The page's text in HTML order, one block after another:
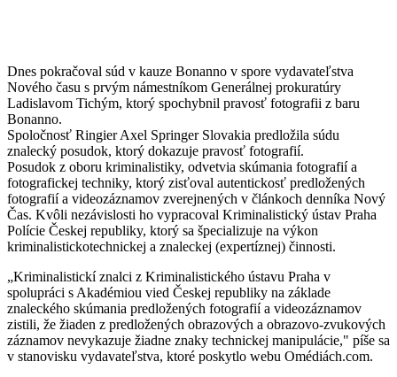
Dnes pokračoval súd v kauze Bonanno v spore vydavateľstva
Nového času s prvým námestníkom Generálnej prokuratúry
Ladislavom Tichým, ktorý spochybnil pravosť fotografii z baru
Bonanno.
Spoločnosť Ringier Axel Springer Slovakia predložila súdu
znalecký posudok, ktorý dokazuje pravosť fotografií.
Posudok z oboru kriminalistiky, odvetvia skúmania fotografií a
fotografickej techniky, ktorý zisťoval autentickosť predložených
fotografií a videozáznamov zverejnených v článkoch denníka Nový
Čas. Kvôli nezávislosti ho vypracoval Kriminalistický ústav Praha
Polície Českej republiky, ktorý sa špecializuje na výkon
kriminalistickotechnickej a znaleckej (expertíznej) činnosti.
„Kriminalistickí znalci z Kriminalistického ústavu Praha v
spolupráci s Akadémiou vied Českej republiky na základe
znaleckého skúmania predložených fotografií a videozáznamov
zistili, že žiaden z predložených obrazových a obrazovo-zvukových
záznamov nevykazuje žiadne znaky technickej manipulácie," píše sa
v stanovisku vydavateľstva, ktoré poskytlo webu Omédiách.com.